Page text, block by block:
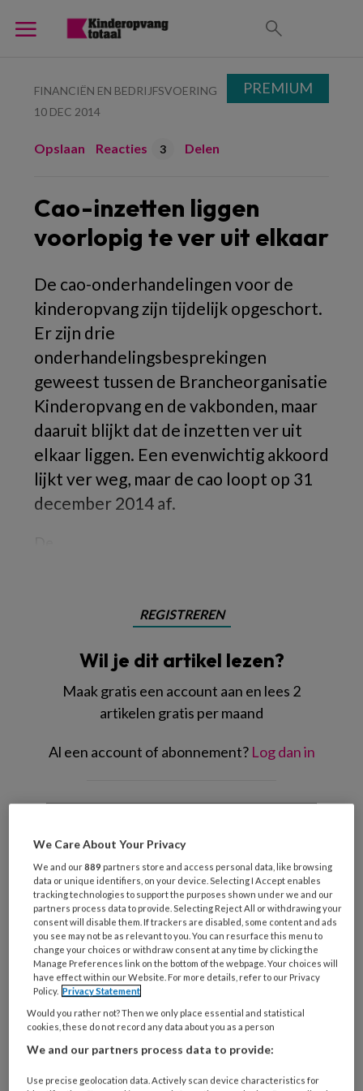
FINANCIËN EN BEDRIJFSVOERING
10 DEC 2014
Opslaan Reacties 3 Delen
Cao-inzetten liggen
voorlopig te ver uit elkaar
De cao-onderhandelingen voor de
kinderopvang zijn tijdelijk opgeschort.
Er zijn drie
onderhandelingsbesprekingen
geweest tussen de Brancheorganisatie
Kinderopvang en de vakbonden, maar
daaruit blijkt dat de inzetten ver uit
elkaar liggen. Een evenwichtig akkoord
lijkt ver weg, maar de cao loopt op 31
december 2014 af.
REGISTREREN
Wil je dit artikel lezen?
Maak gratis een account aan en lees 2
artikelen gratis per maand
Al een account of abonnement? Log dan in
Wat
je
mailadres?
* *
Kies
je
wachtwoord* *
Kies
je
functie *
Bij
welke
organisatie
werk
Untitled
PREMIUM
We Care About Your Privacy
We and our889 partners store and access personal data, like browsing
data or unique identifiers, on your device. Selecting I Accept enables
tracking technologies to support the purposes shown under we and our
partners process data to provide. Selecting Reject All or withdrawing your
consent will disable them. If trackers are disabled, some content and ads
you see may not be as relevant to you. You can resurface this menu to
change your choices or withdraw consent at any time by clicking the
Manage Preferences link on the bottom of the webpage. Your choices will
have effect within our Website. For more details, refer to our Privacy
Policy. Privacy Statement
Would you rather not? Then we only place essential and statistical
cookies, these do not record any data about you as a person
We and our partners process data to provide:
Use precise geolocation data. Actively scan device characteristics for